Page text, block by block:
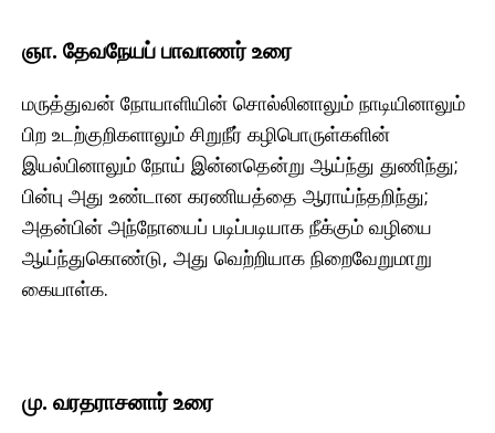
ஞா. தேவநேயப் பாவாணர் உரை
மருத்துவன் நோயாளியின் சொல்லினாலும் நாடியினாலும்
பிற உடற்குறிகளாலும் சிறுநீர் கழிபொருள்களின்
இயல்பினாலும் நோய் இன்னதென்று ஆய்ந்து துணிந்து;
பின்பு அது உண்டான கரணியத்தை ஆராய்ந்தறிந்து;
அதன்பின் அந்நோயைப் படிப்படியாக நீக்கும் வழியை
ஆய்ந்துகொண்டு, அது வெற்றியாக நிறைவேறுமாறு
கையாள்க.
மு. வரதராசனார் உரை